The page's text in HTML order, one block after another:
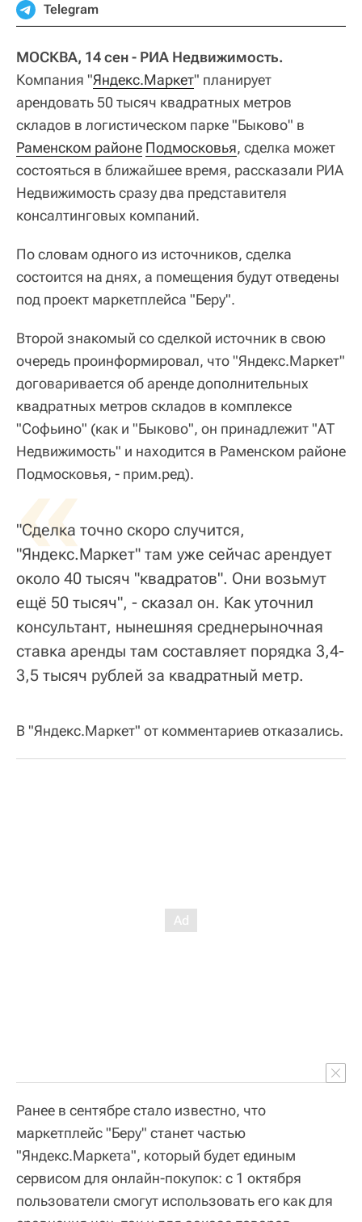
Telegram
МОСКВА, 14 сен - РИА Недвижимость.
Компания "Яндекс.Маркет" планирует
арендовать 50 тысяч квадратных метров
складов в логистическом парке "Быково" в
Раменском районе Подмосковья, сделка может
состояться в ближайшее время, рассказали РИА
Недвижимость сразу два представителя
консалтинговых компаний.
По словам одного из источников, сделка
состоится на днях, а помещения будут отведены
под проект маркетплейса "Беру".
Второй знакомый со сделкой источник в свою
очередь проинформировал, что "Яндекс.Маркет"
договаривается об аренде дополнительных
квадратных метров складов в комплексе
"Софьино" (как и "Быково", он принадлежит "АТ
Недвижимость" и находится в Раменском районе
Подмосковья, - прим.ред).
«
"Сделка точно скоро случится,
"Яндекс.Маркет" там уже сейчас арендует
около 40 тысяч "квадратов". Они возьмут
ещё 50 тысяч", - сказал он. Как уточнил
консультант, нынешняя среднерыночная
ставка аренды там составляет порядка 3,4-
3,5 тысяч рублей за квадратный метр.
В "Яндекс.Маркет" от комментариев отказались.
Ранее в сентябре стало известно, что
маркетплейс "Беру" станет частью
"Яндекс.Маркета", который будет единым
сервисом для онлайн-покупок: с 1 октября
пользователи смогут использовать его как для